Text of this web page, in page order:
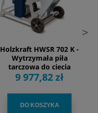
Holzkraft HWSR 702 K -
Wytrzymała piła
tarczowa do ciecia
drewna z napędem
pasowym
9 977,82 zł
DO KOSZYKA
>